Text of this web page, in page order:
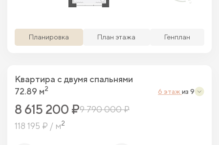
Планировка План этажа Генплан
Квартира c двумя спальнями
72.89 м2 6 этаж из 9
8 615 200 ₽9 790 000 ₽
118 195 ₽ / м2